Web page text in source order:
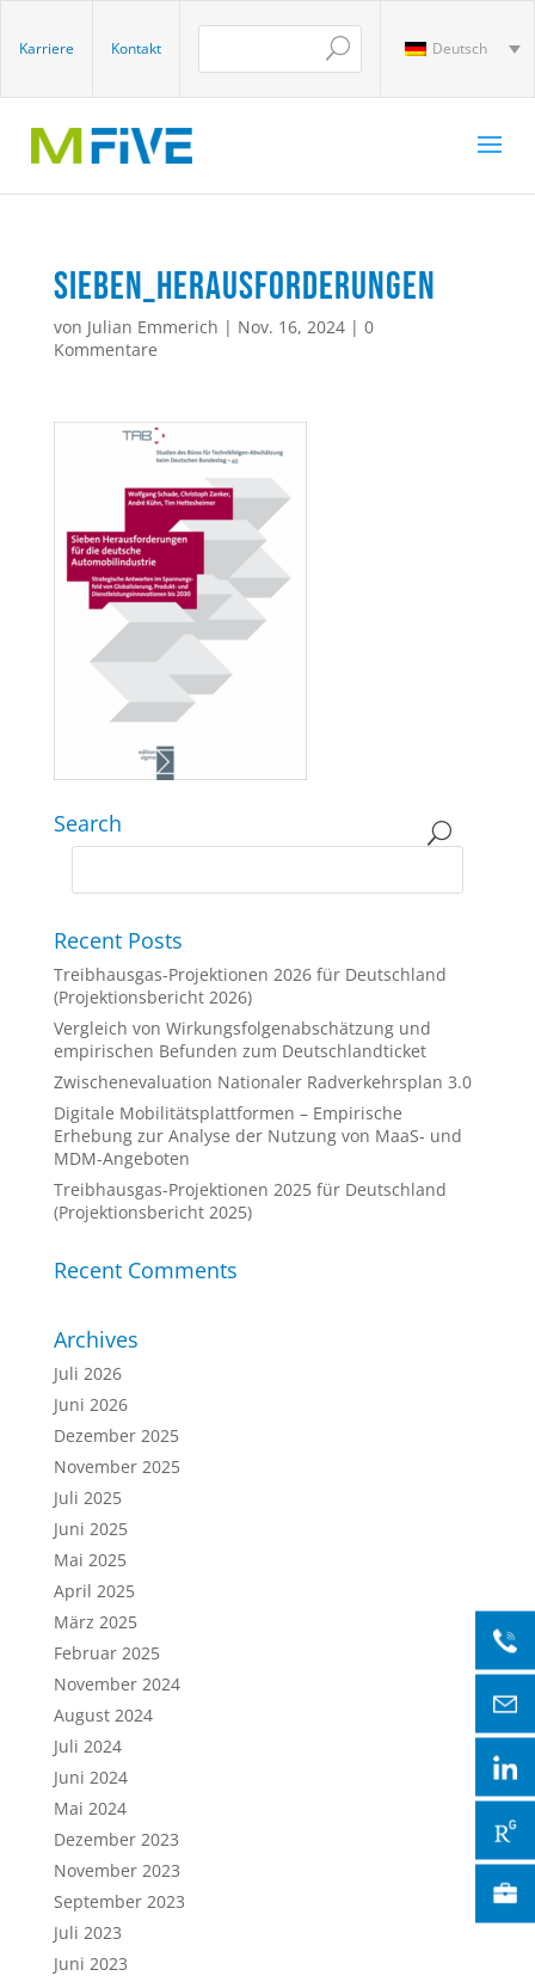
Karriere Kontakt Deutsch
sieben_herausforderungen
von Julian Emmerich | Nov. 16, 2024| 0
Kommentare
Search
Recent Posts
Treibhausgas-Projektionen 2026 für Deutschland
(Projektionsbericht 2026)
Vergleich von Wirkungsfolgenabschätzung und
empirischen Befunden zum Deutschlandticket
Zwischenevaluation Nationaler Radverkehrsplan 3.0
Digitale Mobilitätsplattformen – Empirische
Erhebung zur Analyse der Nutzung von MaaS- und
MDM-Angeboten
Treibhausgas-Projektionen 2025 für Deutschland
(Projektionsbericht 2025)
Recent Comments
Archives
Juli 2026
Juni 2026
Dezember 2025
November 2025
Juli 2025
Juni 2025
Mai 2025
April 2025
März 2025
Februar 2025
November 2024
August 2024
Juli 2024
Juni 2024
Mai 2024
Dezember 2023
November 2023
September 2023
Juli 2023
Juni 2023